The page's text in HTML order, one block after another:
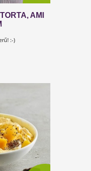
CSAK